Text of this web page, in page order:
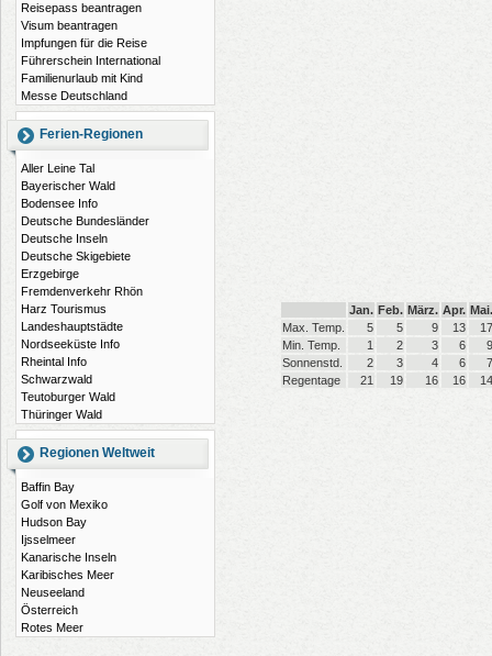
Reisepass beantragen
Visum beantragen
Impfungen für die Reise
Führerschein International
Familienurlaub mit Kind
Messe Deutschland
Ferien-Regionen
Aller Leine Tal
Bayerischer Wald
Bodensee Info
Deutsche Bundesländer
Deutsche Inseln
Deutsche Skigebiete
Erzgebirge
Fremdenverkehr Rhön
Harz Tourismus
Landeshauptstädte
Nordseeküste Info
Rheintal Info
Schwarzwald
Teutoburger Wald
Thüringer Wald
Regionen Weltweit
Baffin Bay
Golf von Mexiko
Hudson Bay
Ijsselmeer
Kanarische Inseln
Karibisches Meer
Neuseeland
Österreich
Rotes Meer
Jan. Feb. März. Apr. Mai.
Max. Temp.
5 5 9 13
17
Min. Temp.
1 2 3 6
9
Sonnenstd.
2 3 4 6
7
Regentage
21 19 16 16 14